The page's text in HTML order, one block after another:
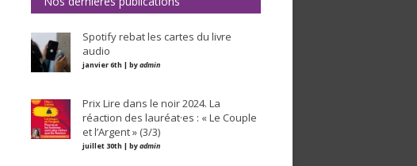
Spotify rebat les cartes du livre
audio
janvier 6th | byadmin
Prix Lire dans le noir 2024. La
réaction des lauréat·es : « Le Couple
et l’Argent » (3/3)
juillet 30th | byadmin